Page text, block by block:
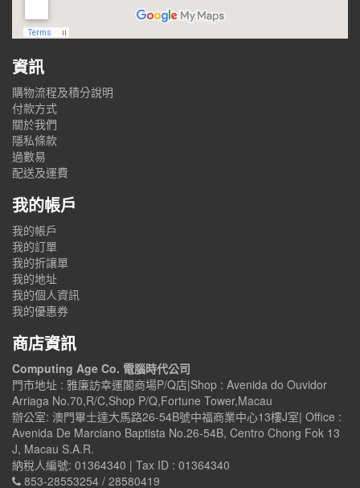
資訊
購物流程及積分說明
付款方式
關於我們
隱私條款
過數易
配送及運費
我的帳戶
我的帳戶
我的訂單
我的折讓單
我的地址
我的個人資訊
我的優惠券
商店資訊
Computing Age Co. 電腦時代公司
門市地址 : 雅廉訪幸運閣商場P/Q店|Shop : Avenida do Ouvidor
Arriaga No.70,R/C,Shop P/Q,Fortune Tower,Macau
辦公室: 澳門畢士達大馬路26-54B號中福商業中心13樓J室| Office :
Avenida De Marciano Baptista No.26-54B, Centro Chong Fok 13
J, Macau S.A.R.
納稅人編號: 01364340 | Tax ID : 01364340
853-28553254 / 28580419